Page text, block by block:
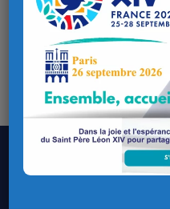
L’Île-Blanche : Maison
d’accueil et centre
spirituel
Le Diocèse